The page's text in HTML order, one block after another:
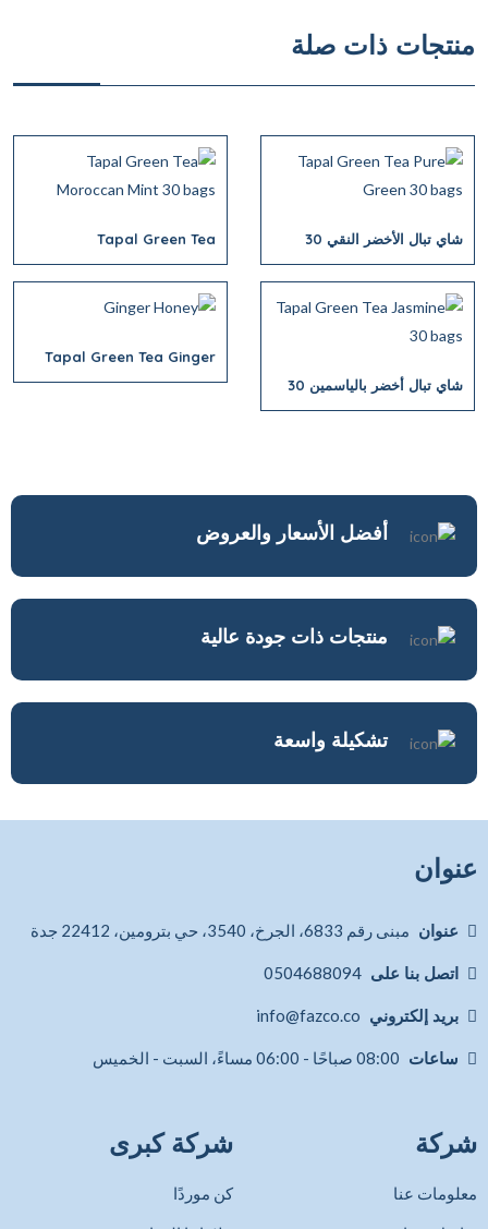
منتجات ذات صلة
شاي تبال الأخضر النقي 30
Tapal Green Tea
شاي تبال أخضر بالياسمين 30
Tapal Green Tea Ginger
أفضل الأسعار والعروض
منتجات ذات جودة عالية
تشكيلة واسعة
عنوان
عنوان مبنى رقم 6833، الجرخ، 3540، حي بترومين، 22412 جدة
اتصل بنا على 0504688094
بريد إلكتروني info@fazco.co
ساعات 08:00 صباحًا - 06:00 مساءً، السبت - الخميس
شركة
معلومات عنا
شركة كبرى
كن موردًا